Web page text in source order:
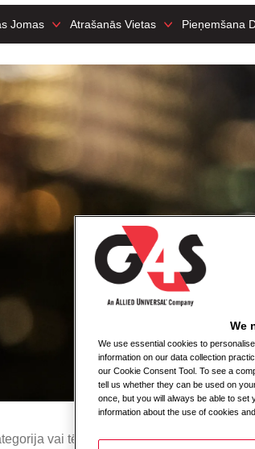
Jomas Atrašanās Vietas Pieņemšana
We
We use essential cookies to
information on our data collection
our Cookie Consent Tool. To see a
tell us whether they can be used on
once, but you will always be able to set
information about the use of cookies